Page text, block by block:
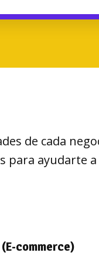
de cada
para ayudarte a
commerce)